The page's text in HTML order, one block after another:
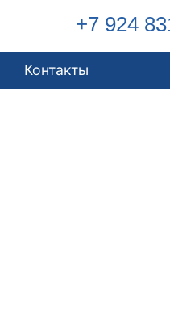
+7 924
Контакты